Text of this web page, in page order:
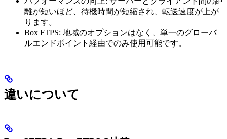
離が短いほど、待機時間が短縮され、転送速度が上が
ります。
Box FTPS: 地域のオプションはなく、単一のグローバ
ルエンドポイント経由でのみ使用可能です。
違いについて